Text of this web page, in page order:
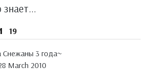
19
Снежаны 3 года~
March 2010